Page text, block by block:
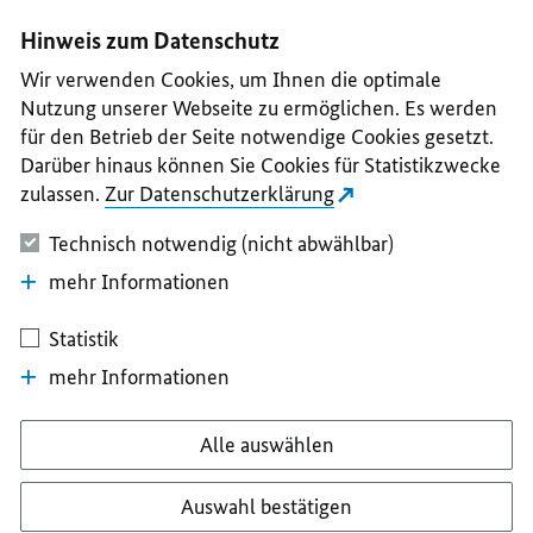
II
III
IV
V
Hinweis zum Datenschutz
Wir verwenden Cookies, um Ihnen die optimale
Nutzung unserer Webseite zu ermöglichen. Es werden
für den Betrieb der Seite notwendige Cookies gesetzt.
Darüber hinaus können Sie Cookies für Statistikzwecke
zulassen. Zur Datenschutzerklärung
Technisch notwendig (nicht abwählbar)
mehr Informationen
Statistik
mehr Informationen
Alle auswählen
Auswahl bestätigen